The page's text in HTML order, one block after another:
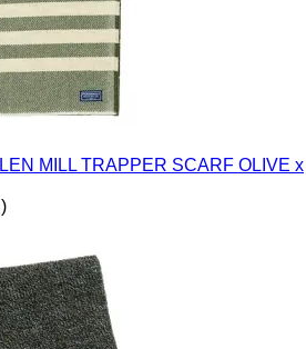
MILL TRAPPER SCARF OLIVE x